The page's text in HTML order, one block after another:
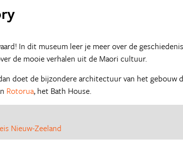
In dit museum leer je meer over de geschiedenis
de mooie verhalen uit de Maori cultuur.
doet de bijzondere architectuur van het gebouw
Rotorua, het Bath House.
Nieuw-Zeeland